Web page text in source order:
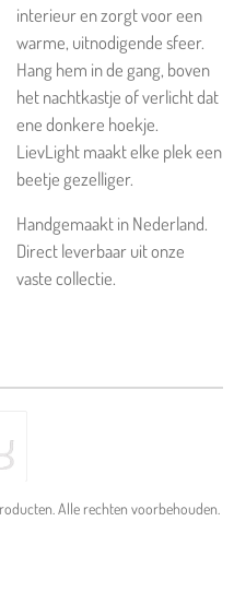
interieur en zorgt voor een
warme, uitnodigende sfeer.
Hang hem in de gang, boven
het nachtkastje of verlicht dat
ene donkere hoekje.
LievLight maakt elke plek een
beetje gezelliger.
Handgemaakt in Nederland.
Direct leverbaar uit onze
vaste collectie.
Alle rechten voorbehouden.